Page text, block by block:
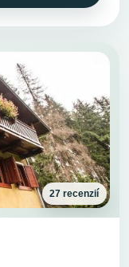
27 recenzií